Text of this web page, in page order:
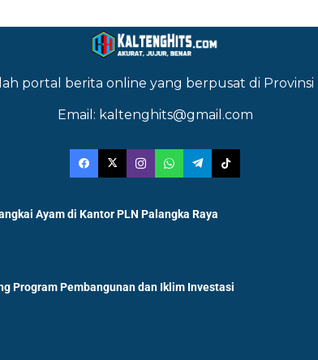
portal berita online yang berpusat di
Email: kaltenghits@gmail.com
Ayam di Kantor PLN Palangka Raya
Program Pembangunan dan Iklim Investasi